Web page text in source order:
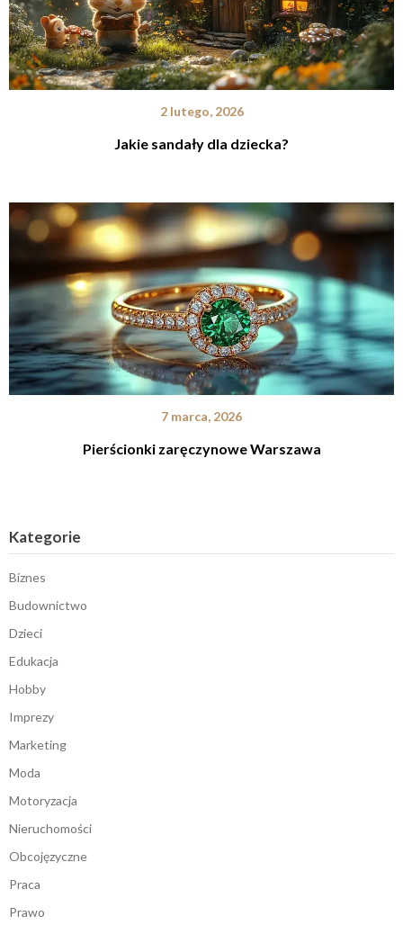
2 lutego, 2026
Jakie sandały dla dziecka?
7 marca, 2026
Pierścionki zaręczynowe Warszawa
Kategorie
Biznes
Budownictwo
Dzieci
Edukacja
Hobby
Imprezy
Marketing
Moda
Motoryzacja
Nieruchomości
Obcojęzyczne
Praca
Prawo